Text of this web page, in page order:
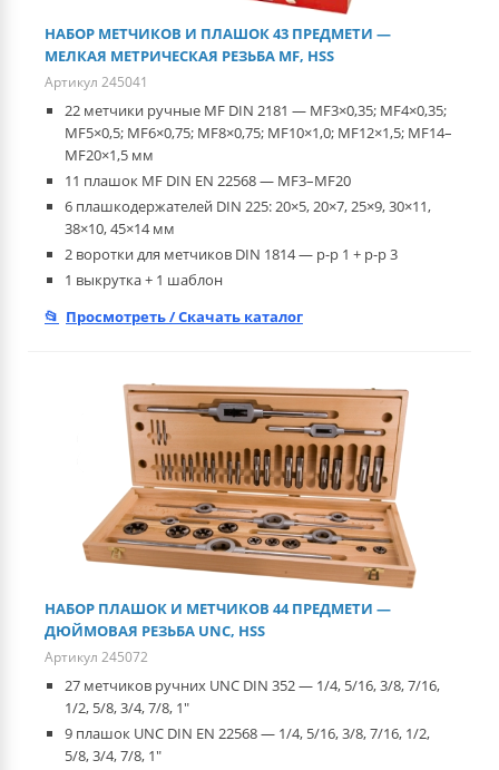
НАБОР МЕТЧИКОВ И ПЛАШОК 43 ПРЕДМЕТИ —
МЕЛКАЯ МЕТРИЧЕСКАЯ РЕЗЬБА МF, HSS
Артикул 245041
22 метчики ручные MF DIN 2181 — MF3×0,35; MF4×0,35;
MF5×0,5; MF6×0,75; MF8×0,75; MF10×1,0; MF12×1,5; MF14–
MF20×1,5 мм
11 плашок MF DIN EN 22568 — MF3–MF20
6 плашкодержателей DIN 225: 20×5, 20×7, 25×9, 30×11,
38×10, 45×14 мм
2 воротки для метчиков DIN 1814 — р-р 1 + р-р 3
1 выкрутка + 1 шаблон
Просмотреть / Скачать каталог
НАБОР ПЛАШОК И МЕТЧИКОВ 44 ПРЕДМЕТИ —
ДЮЙМОВАЯ РЕЗЬБА UNC, HSS
Артикул 245072
27 метчиков ручних UNC DIN 352 — 1/4, 5/16, 3/8, 7/16,
1/2, 5/8, 3/4, 7/8, 1"
9 плашок UNC DIN EN 22568 — 1/4, 5/16, 3/8, 7/16, 1/2,
5/8, 3/4, 7/8, 1"